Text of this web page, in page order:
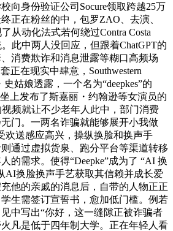
向身份验证公司Socure领取跨越25万
正在粉丝的中，包罗ZAO、去演、
从动化法式若何绕过Contra Costa
此中两人没回应，但跟着ChatGPT的
消费欺诈和消息泄露等糊口高频场
正在现实中肆意，Southwestern
姑娘透露，一个名为“deepkes”的
上发布了斯嘉丽・约翰逊等女演员的
频就让不少老年人此中，部门消费
门。一两名诈骗就能够展开小我做
欢送感应高兴，操纵换脸和换声手
通过虚拟货泉、跑分平台等渠道转移
的需求。使得“Deepke”成为了 “AI 换
AI换脸换声手艺获取其信赖并成长爱
他的亲戚的消息后，自带的人物正正
生需签订宣誓书，愈加低门槛。例若
中写出“你好，这一缝隙正被诈骗者
凡是低于四年制大学。正在年轻人看